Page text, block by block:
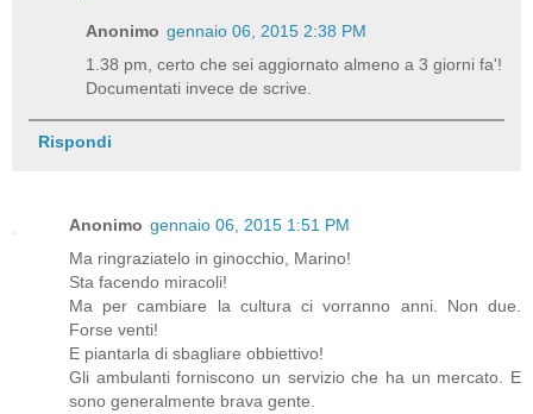
Anonimo gennaio 06, 2015 2:38 PM
1.38 pm, certo che sei aggiornato almeno a 3 giorni fa'!
Documentati invece de scrive.
Rispondi
Anonimo gennaio 06, 2015 1:51 PM
Ma ringraziatelo in ginocchio, Marino!
Sta facendo miracoli!
Ma per cambiare la cultura ci vorranno anni. Non due.
Forse venti!
E piantarla di sbagliare obbiettivo!
Gli ambulanti forniscono un servizio che ha un mercato. E
sono generalmente brava gente.